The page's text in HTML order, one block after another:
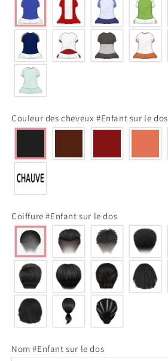
Couleur des cheveux #Enfant sur le dos
Coiffure #Enfant sur le dos
Nom #Enfant sur le dos